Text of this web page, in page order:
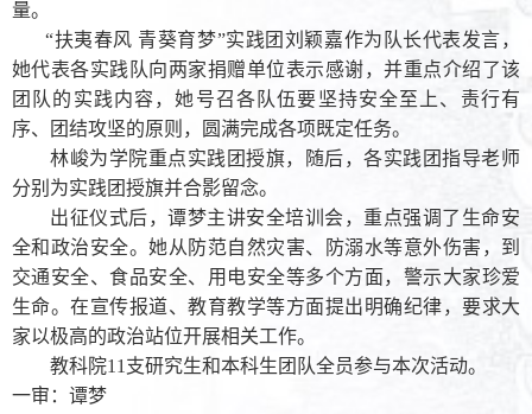
量。
“扶夷春风 青葵育梦”实践团刘颖嘉作为队长代表发言，
她代表各实践队向两家捐赠单位表示感谢，并重点介绍了该
团队的实践内容，她号召各队伍要坚持安全至上、责行有
序、团结攻坚的原则，圆满完成各项既定任务。
林峻为学院重点实践团授旗，随后，各实践团指导老师
分别为实践团授旗并合影留念。
出征仪式后，谭梦主讲安全培训会，重点强调了生命安
全和政治安全。她从防范自然灾害、防溺水等意外伤害，到
交通安全、食品安全、用电安全等多个方面，警示大家珍爱
生命。在宣传报道、教育教学等方面提出明确纪律，要求大
家以极高的政治站位开展相关工作。
教科院11支研究生和本科生团队全员参与本次活动。
一审：谭梦